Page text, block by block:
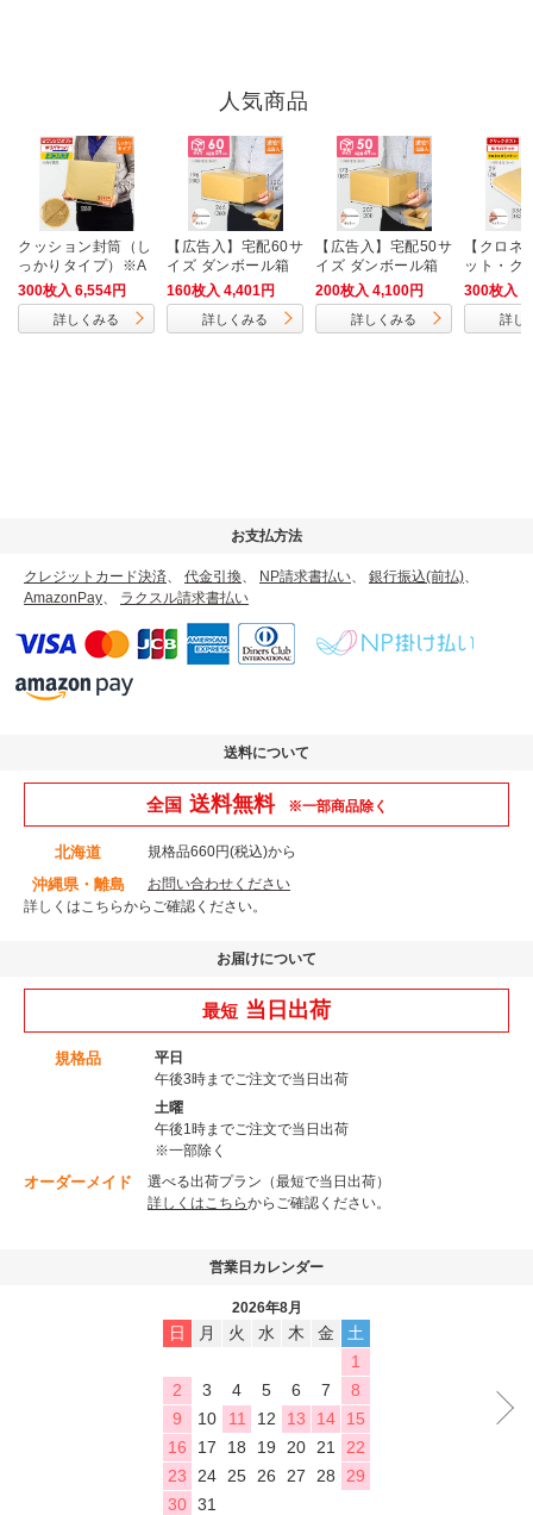
人気商品
クッション封筒（し
っかりタイプ）※A
4不可
300枚入 6,554円
詳しくみる
【広告入】宅配60サ
イズ ダンボール箱
（クロネコボックス
6）
160枚入 4,401円
詳しくみる
【広告入】宅配50サ
イズ ダンボール箱
200枚入 4,100円
詳しくみる
【クロネ
ット・ク
ト・ゆう
厚さ3cm
ケース（
300枚入
詳し
お支払方法
クレジットカード決済 代金引換 NP請求書払い 銀行振込(前払)
AmazonPay
ラクスル請求書払い
送料について
全国 送料無料 ※一部商品除く
北海道 規格品660円(税込)から
沖縄県・離島
お問い合わせください
詳しくはこちらからご確認ください。
お届けについて
最短 当日出荷
規格品
平日
午後3時までご注文で当日出荷
土曜
午後1時までご注文で当日出荷
※一部除く
オーダーメイド
選べる出荷プラン（最短で当日出荷）
詳しくはこちらからご確認ください。
営業日カレンダー
2026年8月
日 月 火 水 木 金
土
1
2
3 4 5 6 7
8
9
10 11 12 13 14
15
16
17 18 19 20 21
22
23
24 25 26 27 28
29
30 31